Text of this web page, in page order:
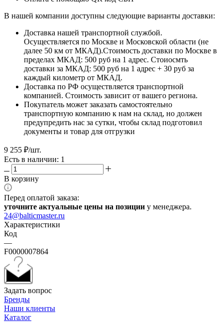
В нашей компании доступны следующие варианты доставки:
Доставка нашей транспортной службой.
Осуществляется по Москве и Московской области (не
далее 50 км от МКАД).Стоимость доставки по Москве в
пределах МКАД: 500 руб на 1 адрес. Стоиосмть
доставки за МКАД: 500 руб на 1 адрес + 30 руб за
каждый километр от МКАД.
Доставка по РФ осуществляется транспортной
компанией. Стоимость зависит от вашего региона.
Покупатель может заказать самостоятельно
транспортную компанию к нам на склад, но должен
предупредить нас за сутки, чтобы склад подготовил
документы и товар для отгрузки
9 255 ₽/шт.
Есть в наличии: 1
В корзину
Перед оплатой заказа:
уточните актуальные цены на позиции у менеджера.
24@balticmaster.ru
Характеристики
Код
—
F0000007864
Задать вопрос
Бренды
Наши клиенты
Каталог